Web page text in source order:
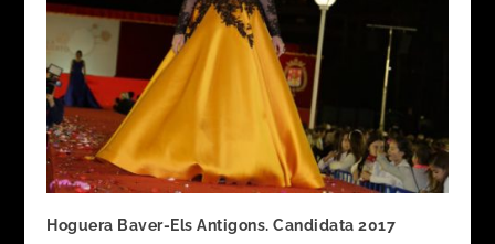
Hoguera Baver-Els Antigons. Candidata 2017